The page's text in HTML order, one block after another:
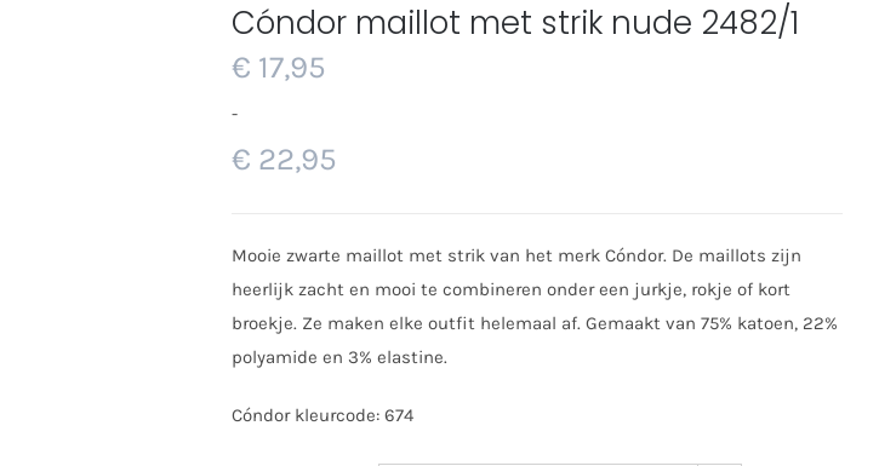
Cóndor maillot met strik nude 2482/1
€ 17,95
-
€ 22,95
€ 22,95
Mooie zwarte maillot met strik van het merk Cóndor. De maillots zijn
heerlijk zacht en mooi te combineren onder een jurkje, rokje of kort
broekje. Ze maken elke outfit helemaal af. Gemaakt van 75% katoen, 22%
polyamide en 3% elastine.
Cóndor kleurcode: 674